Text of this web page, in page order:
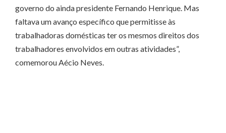
governo do ainda presidente Fernando Henrique. Mas
faltava um avanço específico que permitisse às
trabalhadoras domésticas ter os mesmos direitos dos
trabalhadores envolvidos em outras atividades”,
comemorou Aécio Neves.